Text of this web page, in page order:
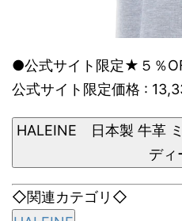
●公式サイト限定★５％
公式サイト限定価格 :
HALEINE 日本製 牛革
ディ
◇関連カテゴリ◇